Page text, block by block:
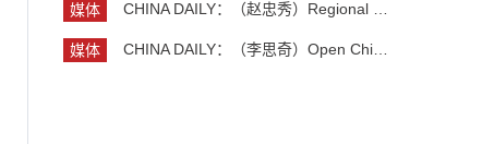
媒体
媒体